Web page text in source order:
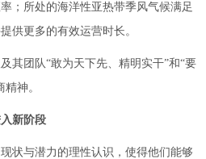
；所处的海洋性亚热带季风气候满足
供更多的有效运营时长。
其团队“敢为天下先、精明实干”和“要
神。
新阶段
状与潜力的理性认识，使得他们能够